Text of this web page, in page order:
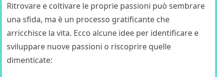
Ritrovare e coltivare le proprie passioni può sembrare
una sfida, ma è un processo gratificante che
arricchisce la vita. Ecco alcune idee per identificare e
sviluppare nuove passioni o riscoprire quelle
dimenticate: